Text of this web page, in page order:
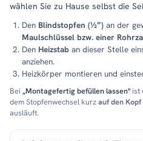
wählen Sie zu Hause selbst die
Den Blindstopfen (½″) an der
Maulschlüssel bzw. einer
Den Heizstab an dieser Stelle
anziehen.
Heizkörper montieren und
Bei „Montagefertig befüllen lassen"ist
dem Stopfenwechsel kurzauf den
ausläuft.